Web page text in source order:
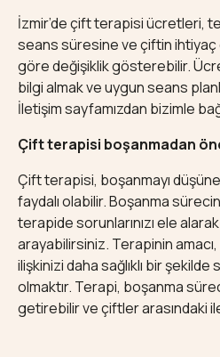
İzmir’de çift terapisi ücretleri,
seans süresine ve çiftin
göre değişiklik gösterebilir.
bilgi almak ve uygun seans
İletişimsayfamızdan bizimle
Çift terapisi boşanmadan
Çift terapisi, boşanmayı
faydalı olabilir. Boşanma
terapide sorunlarınızı ele
arayabilirsiniz. Terapinin
ilişkinizi daha sağlıklı bir şekilde
olmaktır. Terapi, boşanma
getirebilir ve çiftler arasındaki